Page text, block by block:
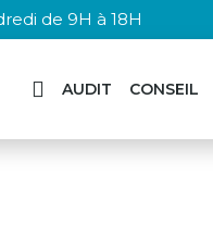
de 9H à 18H
AUDIT CONSEIL